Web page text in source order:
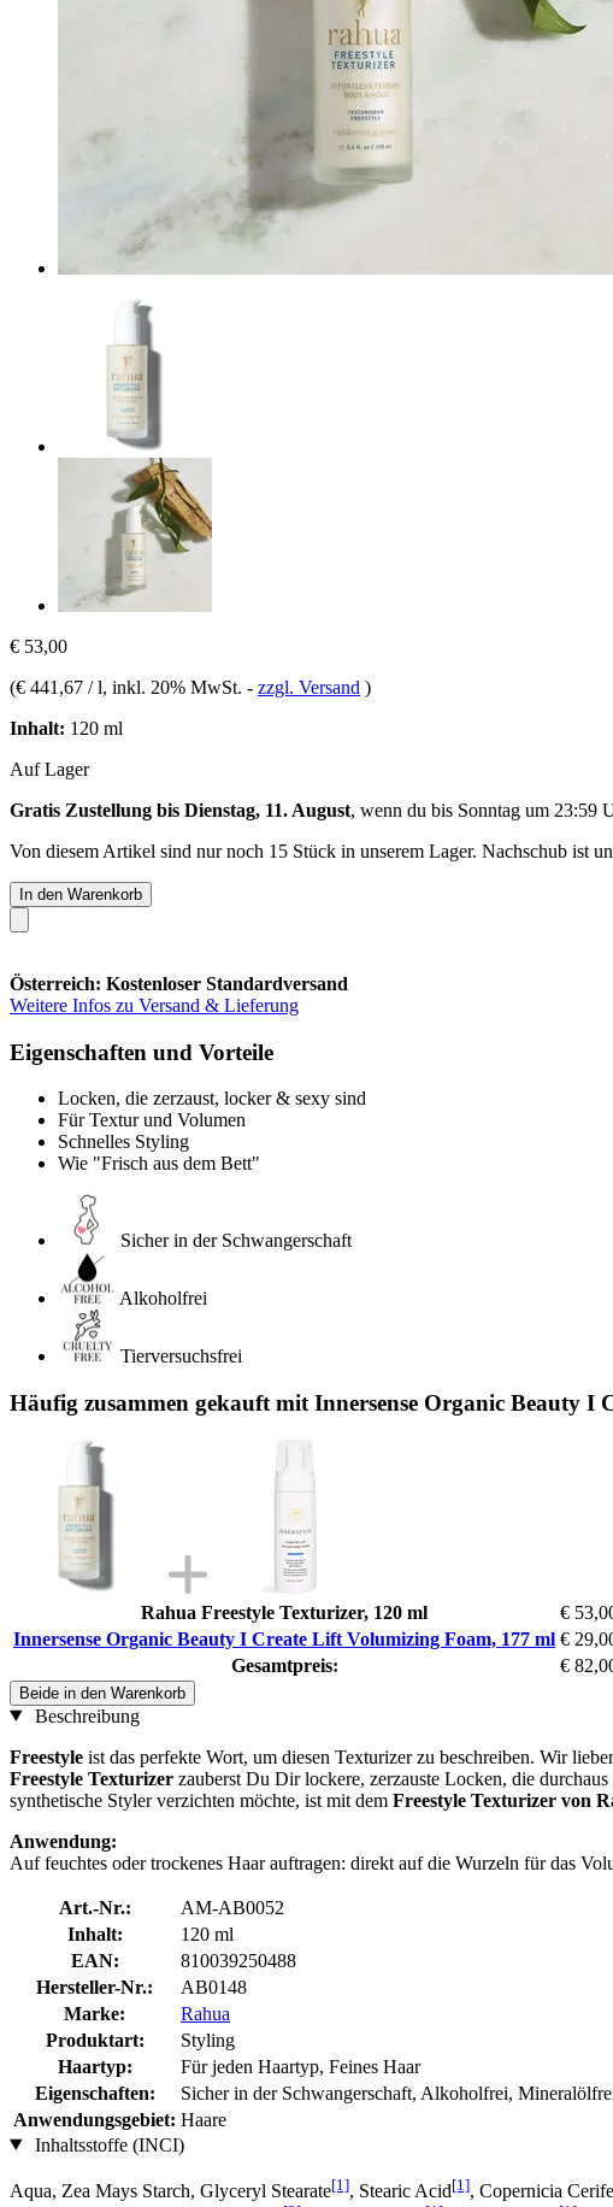
€ 53,00
(€ 441,67 / l, inkl. 20% MwSt. - zzgl. Versand )
Inhalt: 120 ml
Auf Lager
Gratis Zustellung bis Dienstag, 11. August, wenn du bis Sonntag um 23:59
Von diesem Artikel sind nur noch 15 Stück in unserem Lager. Nachschub ist
In den Warenkorb
Österreich: Kostenloser Standardversand
Weitere Infos zu Versand & Lieferung
Eigenschaften und Vorteile
Locken, die zerzaust, locker & sexy sind
Für Textur und Volumen
Schnelles Styling
Wie "Frisch aus dem Bett"
Sicher in der Schwangerschaft
Alkoholfrei
Tierversuchsfrei
Häufig zusammen gekauft mit Innersense Organic Beauty I
Rahua Freestyle Texturizer, 120 ml €
Innersense Organic Beauty I Create Lift Volumizing Foam, 177 ml €
Gesamtpreis:
€
Beide in den Warenkorb
Beschreibung
Freestyle ist das perfekte Wort, um diesen Texturizer zu beschreiben. Wir
Freestyle Texturizer zauberst Du Dir lockere, zerzauste Locken, die
synthetische Styler verzichten möchte, ist mit dem Freestyle Texturizer von
Anwendung:
Auf feuchtes oder trockenes Haar auftragen: direkt auf die Wurzeln für das
Art.-Nr.:
AM-AB0052
Inhalt:
120 ml
EAN:
810039250488
Hersteller-Nr.:
AB0148
Marke:
Rahua
Produktart:
Styling
Haartyp:
Für jeden Haartyp, Feines Haar
Eigenschaften:
Sicher in der Schwangerschaft, Alkoholfrei,
Anwendungsgebiet: Haare
Inhaltsstoffe (INCI)
Aqua, Zea Mays Starch, Glyceryl Stearate[1], Stearic Acid[1], Copernicia